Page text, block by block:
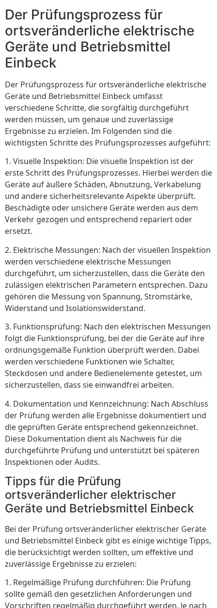
Der Prüfungsprozess für
ortsveränderliche elektrische
Geräte und Betriebsmittel
Einbeck
Der Prüfungsprozess für ortsveränderliche elektrische
Geräte und Betriebsmittel Einbeck umfasst
verschiedene Schritte, die sorgfältig durchgeführt
werden müssen, um genaue und zuverlässige
Ergebnisse zu erzielen. Im Folgenden sind die
wichtigsten Schritte des Prüfungsprozesses aufgeführt:
1. Visuelle Inspektion: Die visuelle Inspektion ist der
erste Schritt des Prüfungsprozesses. Hierbei werden die
Geräte auf äußere Schäden, Abnutzung, Verkabelung
und andere sicherheitsrelevante Aspekte überprüft.
Beschädigte oder unsichere Geräte werden aus dem
Verkehr gezogen und entsprechend repariert oder
ersetzt.
2. Elektrische Messungen: Nach der visuellen Inspektion
werden verschiedene elektrische Messungen
durchgeführt, um sicherzustellen, dass die Geräte den
zulässigen elektrischen Parametern entsprechen. Dazu
gehören die Messung von Spannung, Stromstärke,
Widerstand und Isolationswiderstand.
3. Funktionsprüfung: Nach den elektrischen Messungen
folgt die Funktionsprüfung, bei der die Geräte auf ihre
ordnungsgemäße Funktion überprüft werden. Dabei
werden verschiedene Funktionen wie Schalter,
Steckdosen und andere Bedienelemente getestet, um
sicherzustellen, dass sie einwandfrei arbeiten.
4. Dokumentation und Kennzeichnung: Nach Abschluss
der Prüfung werden alle Ergebnisse dokumentiert und
die geprüften Geräte entsprechend gekennzeichnet.
Diese Dokumentation dient als Nachweis für die
durchgeführte Prüfung und unterstützt bei späteren
Inspektionen oder Audits.
Tipps für die Prüfung
ortsveränderlicher elektrischer
Geräte und Betriebsmittel Einbeck
Bei der Prüfung ortsveränderlicher elektrischer Geräte
und Betriebsmittel Einbeck gibt es einige wichtige Tipps,
die berücksichtigt werden sollten, um effektive und
zuverlässige Ergebnisse zu erzielen:
1. Regelmäßige Prüfung durchführen: Die Prüfung
sollte gemäß den gesetzlichen Anforderungen und
Vorschriften regelmäßig durchgeführt werden. Je nach